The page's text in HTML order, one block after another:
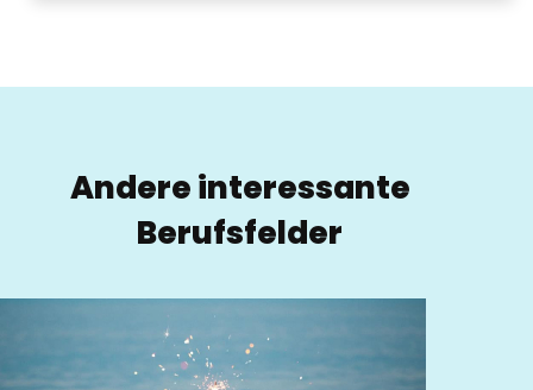
Andere interessante
Berufsfelder